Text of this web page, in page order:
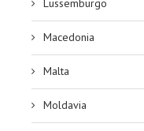
Lussemburgo
Macedonia
Malta
Moldavia